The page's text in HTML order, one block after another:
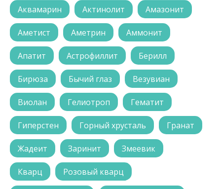
Аквамарин Актинолит Амазонит
Аметист Аметрин Аммонит
Апатит Астрофиллит Берилл
Бирюза Бычий глаз Везувиан
Виолан Гелиотроп Гематит
Гиперстен Горный хрусталь Гранат
Жадеит Заринит Змеевик
Кварц Розовый кварц